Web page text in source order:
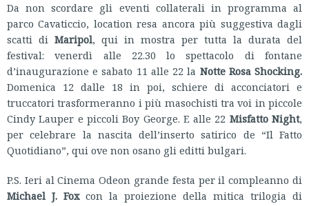
Da non scordare gli eventi collaterali in programma al
parco Cavaticcio, location resa ancora più suggestiva dagli
scatti di Maripol, qui in mostra per tutta la durata del
festival: venerdì alle 22.30 lo spettacolo di fontane
d’inaugurazione e sabato 11 alle 22 la Notte Rosa Shocking.
Domenica 12 dalle 18 in poi, schiere di acconciatori e
truccatori trasformeranno i più masochisti tra voi in piccole
Cindy Lauper e piccoli Boy George. E alle 22 Misfatto Night,
per celebrare la nascita dell’inserto satirico de “Il Fatto
Quotidiano”, qui ove non osano gli editti bulgari.
P.S. Ieri al Cinema Odeon grande festa per il compleanno di
Michael J. Foxcon la proiezione della mitica trilogia di